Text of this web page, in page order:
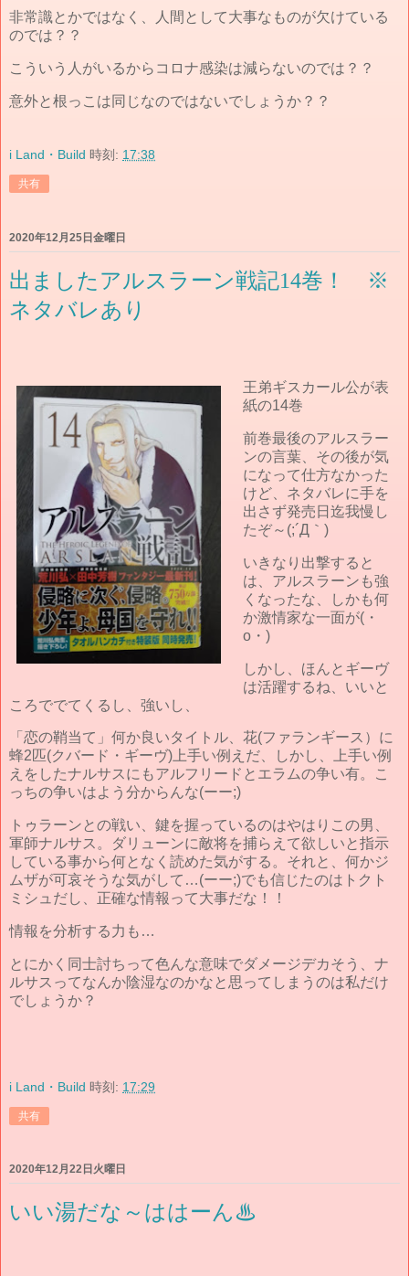
非常識とかではなく、人間として大事なものが欠けている
のでは？？
こういう人がいるからコロナ感染は減らないのでは？？
意外と根っこは同じなのではないでしょうか？？
i Land・Build 時刻: 17:38
共有
2020年12月25日金曜日
出ましたアルスラーン戦記14巻！ ※
ネタバレあり
王弟ギスカール公が表
紙の14巻
前巻最後のアルスラー
ンの言葉、その後が気
になって仕方なかった
けど、ネタバレに手を
出さず発売日迄我慢し
たぞ～(;´Д｀)
いきなり出撃すると
は、アルスラーンも強
くなったな、しかも何
か激情家な一面が(・
o・)
しかし、ほんとギーヴ
は活躍するね、いいと
ころででてくるし、強いし、
「恋の鞘当て」何か良いタイトル、花(ファランギース）に
蜂2匹(クバード・ギーヴ)上手い例えだ、しかし、上手い例
えをしたナルサスにもアルフリードとエラムの争い有。こ
っちの争いはよう分からんな(ーー;)
トゥラーンとの戦い、鍵を握っているのはやはりこの男、
軍師ナルサス。ダリューンに敵将を捕らえて欲しいと指示
している事から何となく読めた気がする。それと、何かジ
ムザが可哀そうな気がして…(ーー;)でも信じたのはトクト
ミシュだし、正確な情報って大事だな！！
情報を分析する力も…
とにかく同士討ちって色んな意味でダメージデカそう、ナ
ルサスってなんか陰湿なのかなと思ってしまうのは私だけ
でしょうか？
i Land・Build 時刻: 17:29
共有
2020年12月22日火曜日
いい湯だな～ははーん♨